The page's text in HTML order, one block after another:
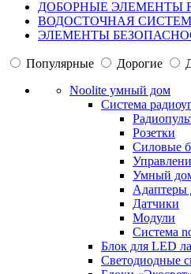
ДОБОРНЫЕ ЭЛЕМЕНТЫ
ВОДОСТОЧНАЯ
ЭЛЕМЕНТЫ
Популярные Дорогие
Noolite умный дом
Система
Розетки
Силовые
Умный
Адаптеры
Датчики
Модули
Система
Блок для LED
Светодиодные